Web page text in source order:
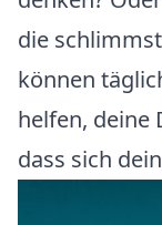
die
können
helfen, deine
dass sich